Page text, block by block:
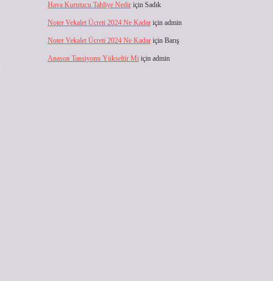
Hava Kurutucu Tahliye Nediriçin Sadık
Noter Vekalet Ücreti 2024 Ne Kadariçin admin
Noter Vekalet Ücreti 2024 Ne Kadariçin Barış
Anason Tansiyonu Yükseltir Miiçin admin